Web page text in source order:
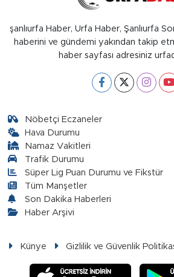
şanlıurfa Haber, Urfa Haber, Şanlıurfa
haberini ve gündemi yakından takip
haber sayfası adresiniz
Nöbetçi Eczaneler
Hava Durumu
Namaz Vakitleri
Trafik Durumu
Süper Lig Puan Durumu ve Fikstür
Tüm Manşetler
Son Dakika Haberleri
Haber Arşivi
Künye Gizlilik ve Güvenlik